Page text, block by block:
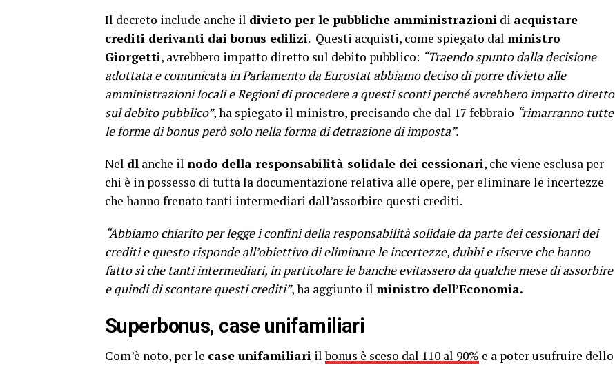
Il decreto include anche il divieto per le pubbliche amministrazioni di acquistare
crediti derivanti dai bonus edilizi. Questi acquisti, come spiegato dal ministro
Giorgetti, avrebbero impatto diretto sul debito pubblico: “Traendo spunto dalla decisione
adottata e comunicata in Parlamento da Eurostat abbiamo deciso di porre divieto alle
amministrazioni locali e Regioni di procedere a questi sconti perché avrebbero impatto diretto
sul debito pubblico”, ha spiegato il ministro, precisando che dal 17 febbraio “rimarranno tutte
le forme di bonus però solo nella forma di detrazione di imposta”.
Nel dl anche il nodo della responsabilità solidale dei cessionari, che viene esclusa per
chi è in possesso di tutta la documentazione relativa alle opere, per eliminare le incertezze
che hanno frenato tanti intermediari dall’assorbire questi crediti.
“Abbiamo chiarito per legge i confini della responsabilità solidale da parte dei cessionari dei
crediti e questo risponde all’obiettivo di eliminare le incertezze, dubbi e riserve che hanno
fatto sì che tanti intermediari, in particolare le banche evitassero da qualche mese di assorbire
e quindi di scontare questi crediti”, ha aggiunto il ministro dell’Economia.
Superbonus, case unifamiliari
Com’è noto, per le case unifamiliari ilbonus è sceso dal 110 al 90% e a poter usufruire dello